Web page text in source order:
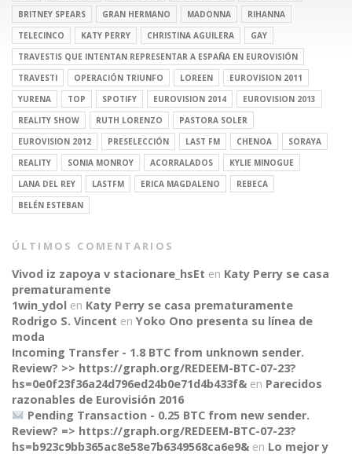
CONNECT
BRITNEY SPEARS
GRAN HERMANO MADONNA
RIHANNA
TELECINCO
KATY PERRY CHRISTINA AGUILERA
GAY
TRAVESTIS QUE INTENTAN REPRESENTAR A ESPAÑA EN EUROVISIÓN
TRAVESTI
OPERACIÓN TRIUNFO LOREEN
EUROVISION 2011
YURENA
TOP SPOTIFY EUROVISION 2014
EUROVISION 2013
REALITY SHOW
RUTH LORENZO
PASTORA SOLER
EUROVISION 2012
PRESELECCIÓN LAST FM CHENOA
SORAYA
REALITY
SONIA MONROY ACORRALADOS
KYLIE MINOGUE
LANA DEL REY
LASTFM ERICA MAGDALENO
REBECA
BELÉN ESTEBAN
ÚLTIMOS COMENTARIOS
Vivod iz zapoya v stacionare_hsEt en Katy Perry se casa
prematuramente
1win_ydol en Katy Perry se casa prematuramente
Rodrigo S. Vincent en Yoko Ono presenta su línea de
moda
Incoming Transfer - 1.8 BTC from unknown sender.
Review? >> https://graph.org/REDEEM-BTC-07-23?
hs=0e0f23f36a24d796ed24b0e71d4b433f& en Parecidos
razonables de Eurovisión 2016
Pending Transaction - 0.25 BTC from new sender.
Review? => https://graph.org/REDEEM-BTC-07-23?
hs=b923c9bb365ac8e58e7b6349568ca6e9& en Lo mejor y